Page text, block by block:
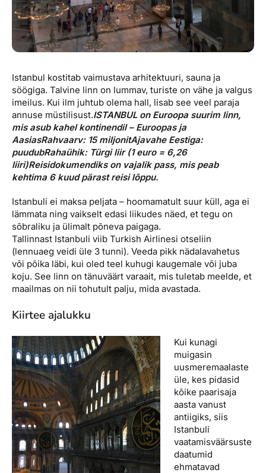
Istanbul kostitab vaimustava arhitektuuri, sauna ja
söögiga. Talvine linn on lummav, turiste on vähe ja valgus
imeilus. Kui ilm juhtub olema hall, lisab see veel paraja
annuse müstilisust.ISTANBUL on Euroopa suurim linn,
mis asub kahel kontinendil – Euroopas ja
AasiasRahvaarv: 15 miljonitAjavahe Eestiga:
puudubRahaühik: Türgi liir (1 euro = 6,26
liiri)Reisidokumendiks on vajalik pass, mis peab
kehtima 6 kuud pärast reisi lõppu.
Istanbuli ei maksa peljata – hoomamatult suur küll, aga ei
lämmata ning vaikselt edasi liikudes näed, et tegu on
sõbraliku ja ülimalt põneva paigaga.
Tallinnast Istanbuli viib Turkish Airlinesi otseliin
(lennuaeg veidi üle 3 tunni). Veeda pikk nädalavahetus
või põika läbi, kui oled teel kuhugi kaugemale või juba
koju. See linn on tänuväärt varaait, mis tuletab meelde, et
maailmas on nii tohutult palju, mida avastada.
Kiirtee ajalukku
Kui kunagi
muigasin
uusmeremaalaste
üle, kes pidasid
kõike paarisaja
aasta vanust
antiigiks, siis
Istanbuli
vaatamisväärsuste
daatumid
ehmatavad